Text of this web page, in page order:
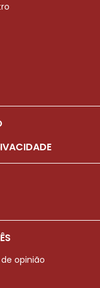
opinião